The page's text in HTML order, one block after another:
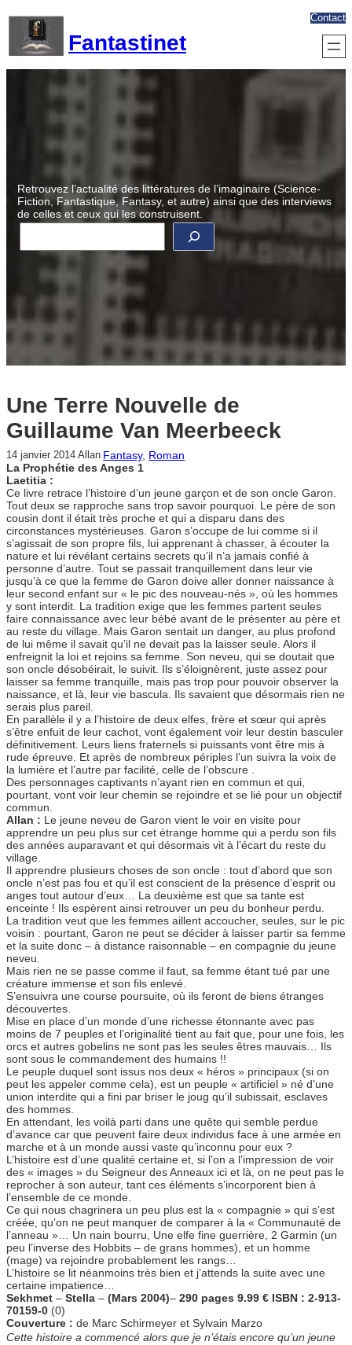
contenu
Fantastinet
Contact
Retrouvez l’actualité des littératures de l’imaginaire (Science-
Fiction, Fantastique, Fantasy, et autre) ainsi que des interviews
de celles et ceux qui les construisent.
R
c
Une Terre Nouvelle de
Guillaume Van Meerbeeck
14 janvier 2014 Allan Fantasy, Roman
La Prophétie des Anges 1
Laetitia :
Ce livre retrace l’histoire d’un jeune garçon et de son oncle Garon.
Tout deux se rapproche sans trop savoir pourquoi. Le père de son
cousin dont il était très proche et qui a disparu dans des
circonstances mystérieuses. Garon s’occupe de lui comme si il
s’agissait de son propre fils, lui apprenant à chasser, à écouter la
nature et lui révélant certains secrets qu’il n’a jamais confié à
personne d’autre. Tout se passait tranquillement dans leur vie
jusqu’à ce que la femme de Garon doive aller donner naissance à
leur second enfant sur « le pic des nouveau-nés », où les hommes
y sont interdit. La tradition exige que les femmes partent seules
faire connaissance avec leur bébé avant de le présenter au père et
au reste du village. Mais Garon sentait un danger, au plus profond
de lui même il savait qu’il ne devait pas la laisser seule. Alors il
enfreignit la loi et rejoins sa femme. Son neveu, qui se doutait que
son oncle désobéirait, le suivit. Ils s’éloignèrent, juste assez pour
laisser sa femme tranquille, mais pas trop pour pouvoir observer la
naissance, et là, leur vie bascula. Ils savaient que désormais rien ne
serais plus pareil.
En parallèle il y a l’histoire de deux elfes, frère et sœur qui après
s’être enfuit de leur cachot, vont également voir leur destin basculer
définitivement. Leurs liens fraternels si puissants vont être mis à
rude épreuve. Et après de nombreux périples l’un suivra la voix de
la lumière et l’autre par facilité, celle de l’obscure .
Des personnages captivants n’ayant rien en commun et qui,
pourtant, vont voir leur chemin se rejoindre et se lié pour un objectif
commun.
Allan : Le jeune neveu de Garon vient le voir en visite pour
apprendre un peu plus sur cet étrange homme qui a perdu son fils
des années auparavant et qui désormais vit à l’écart du reste du
village.
Il apprendre plusieurs choses de son oncle : tout d’abord que son
oncle n’est pas fou et qu’il est conscient de la présence d’esprit ou
anges tout autour d’eux… La deuxième est que sa tante est
enceinte ! Ils espèrent ainsi retrouver un peu du bonheur perdu.
La tradition veut que les femmes aillent accoucher, seules, sur le pic
voisin : pourtant, Garon ne peut se décider à laisser partir sa femme
et la suite donc – à distance raisonnable – en compagnie du jeune
neveu.
Mais rien ne se passe comme il faut, sa femme étant tué par une
créature immense et son fils enlevé.
S’ensuivra une course poursuite, où ils feront de biens étranges
découvertes.
Mise en place d’un monde d’une richesse étonnante avec pas
moins de 7 peuples et l’originalité tient au fait que, pour une fois, les
orcs et autres gobelins ne sont pas les seules êtres mauvais… Ils
sont sous le commandement des humains !!
Le peuple duquel sont issus nos deux « héros » principaux (si on
peut les appeler comme cela), est un peuple « artificiel » né d’une
union interdite qui a fini par briser le joug qu’il subissait, esclaves
des hommes.
En attendant, les voilà parti dans une quête qui semble perdue
d’avance car que peuvent faire deux individus face à une armée en
marche et à un monde aussi vaste qu’inconnu pour eux ?
L’histoire est d’une qualité certaine et, si l’on a l’impression de voir
des « images » du Seigneur des Anneaux ici et là, on ne peut pas le
reprocher à son auteur, tant ces éléments s’incorporent bien à
l’ensemble de ce monde.
Ce qui nous chagrinera un peu plus est la « compagnie » qui s’est
créée, qu’on ne peut manquer de comparer à la « Communauté de
l’anneau »… Un nain bourru, Une elfe fine guerrière, 2 Garmin (un
peu l’inverse des Hobbits – de grans hommes), et un homme
(mage) va rejoindre probablement les rangs…
L’histoire se lit néanmoins très bien et j’attends la suite avec une
certaine impatience…
Sekhmet – Stella – (Mars 2004)– 290 pages 9.99 € ISBN : 2-913-
70159-0 (0)
Couverture : de Marc Schirmeyer et Sylvain Marzo
Cette histoire a commencé alors que je n’étais encore qu’un jeune